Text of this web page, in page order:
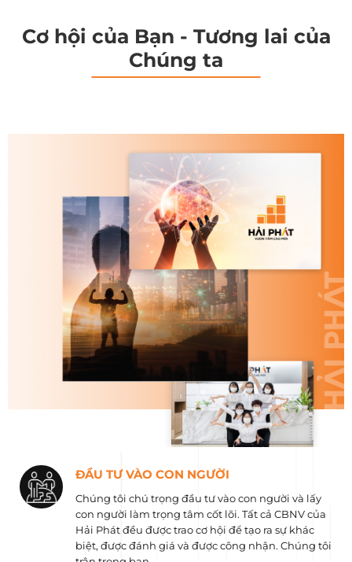
Cơ hội của Bạn - Tương lai của
Chúng ta
ĐẦU TƯ VÀO CON NGƯỜI
Chúng tôi chú trọng đầu tư vào con người và lấy
con người làm trọng tâm cốt lõi. Tất cả CBNV của
Hải Phát đều được trao cơ hội để tạo ra sự khác
biệt, được đánh giá và được công nhận. Chúng tôi